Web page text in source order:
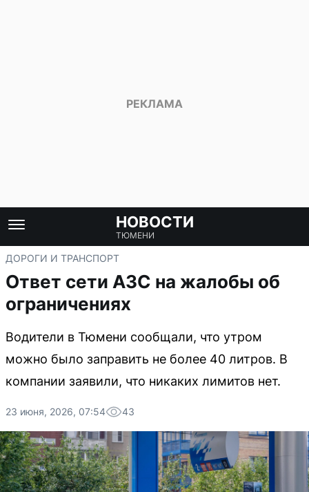
НОВОСТИ
ТЮМЕНИ
ДОРОГИ И ТРАНСПОРТ
Ответ сети АЗС на жалобы об
ограничениях
Водители в Тюмени сообщали, что утром
можно было заправить не более 40 литров. В
компании заявили, что никаких лимитов нет.
23 июня, 2026, 07:54 43